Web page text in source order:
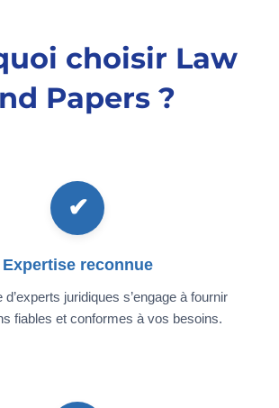
choisir Law
Papers ?
✔
Expertise reconnue
d’experts juridiques s’engage à fournir
fiables et conformes à vos besoins.